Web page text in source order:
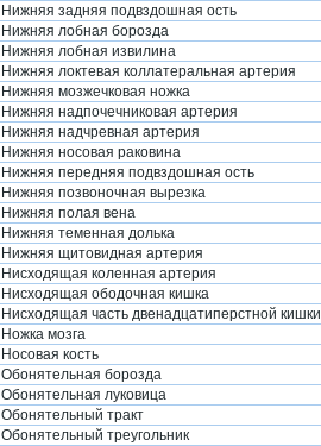
Нижняя задняя подвздошная ость
Нижняя лобная борозда
Нижняя лобная извилина
Нижняя локтевая коллатеральная артерия
Нижняя мозжечковая ножка
Нижняя надпочечниковая артерия
Нижняя надчревная артерия
Нижняя носовая раковина
Нижняя передняя подвздошная ость
Нижняя позвоночная вырезка
Нижняя полая вена
Нижняя теменная долька
Нижняя щитовидная артерия
Нисходящая коленная артерия
Нисходящая ободочная кишка
Нисходящая часть двенадцатиперстной кишки
Ножка мозга
Носовая кость
Обонятельная борозда
Обонятельная луковица
Обонятельный тракт
Обонятельный треугольник